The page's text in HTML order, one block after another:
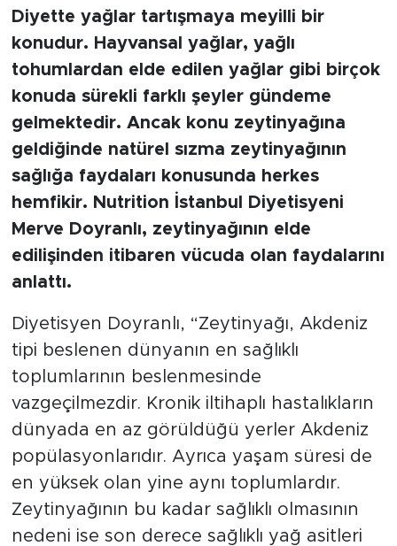
Diyette yağlar tartışmaya meyilli bir
konudur. Hayvansal yağlar, yağlı
tohumlardan elde edilen yağlar gibi birçok
konuda sürekli farklı şeyler gündeme
gelmektedir. Ancak konu zeytinyağına
geldiğinde natürel sızma zeytinyağının
sağlığa faydaları konusunda herkes
hemfikir. Nutrition İstanbul Diyetisyeni
Merve Doyranlı, zeytinyağının elde
edilişinden itibaren vücuda olan faydalarını
anlattı.
Diyetisyen Doyranlı, “Zeytinyağı, Akdeniz
tipi beslenen dünyanın en sağlıklı
toplumlarının beslenmesinde
vazgeçilmezdir. Kronik iltihaplı hastalıkların
dünyada en az görüldüğü yerler Akdeniz
popülasyonlarıdır. Ayrıca yaşam süresi de
en yüksek olan yine aynı toplumlardır.
Zeytinyağının bu kadar sağlıklı olmasının
nedeni ise son derece sağlıklı yağ asitleri